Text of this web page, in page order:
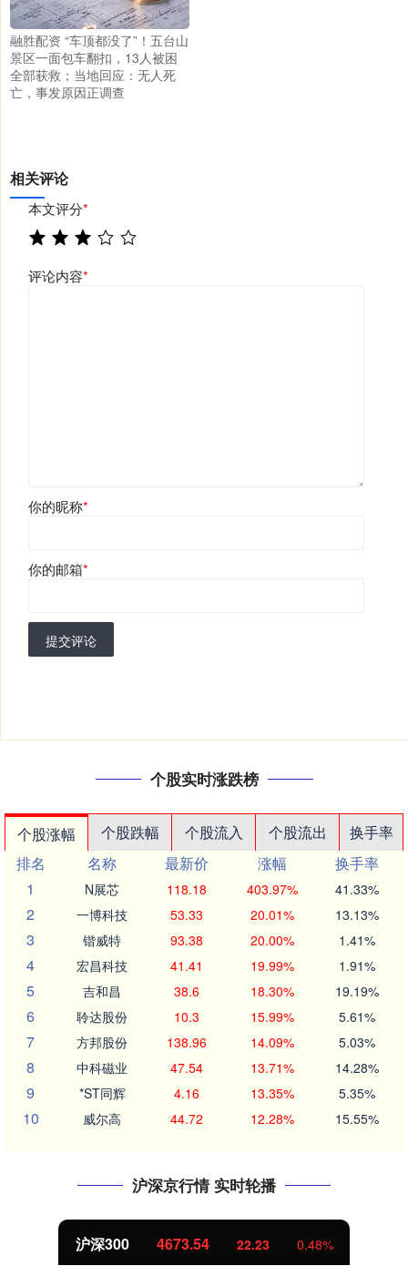
融胜配资 “车顶都没了”！五台山
景区一面包车翻扣，13人被困
全部获救；当地回应：无人死
亡，事发原因正调查
相关评论
本文评分*
评论内容*
你的昵称*
你的邮箱*
提交评论
个股实时涨跌榜
个股涨幅 个股跌幅 个股流入 个股流出
换手率
排名
名称 最新价 涨幅
换手率
1
N展芯 118.18 403.97% 41.33%
2 一博科技 53.33 20.01% 13.13%
3 锴威特 93.38 20.00% 1.41%
4 宏昌科技 41.41 19.99% 1.91%
5 吉和昌 38.6 18.30% 19.19%
6 聆达股份 10.3 15.99% 5.61%
7 方邦股份 138.96 14.09% 5.03%
8 中科磁业 47.54 13.71% 14.28%
9 *ST同辉 4.16 13.35% 5.35%
10 威尔高 44.72 12.28% 15.55%
沪深京行情 实时轮播
沪深300 4673.54 22.23 0.48%